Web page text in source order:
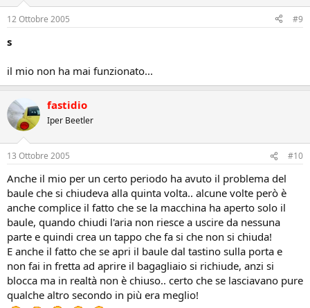
12 Ottobre 2005 #9
s
il mio non ha mai funzionato...
fastidio
Iper Beetler
13 Ottobre 2005 #10
Anche il mio per un certo periodo ha avuto il problema del
baule che si chiudeva alla quinta volta.. alcune volte però è
anche complice il fatto che se la macchina ha aperto solo il
baule, quando chiudi l'aria non riesce a uscire da nessuna
parte e quindi crea un tappo che fa si che non si chiuda!
E anche il fatto che se apri il baule dal tastino sulla porta e
non fai in fretta ad aprire il bagagliaio si richiude, anzi si
blocca ma in realtà non è chiuso.. certo che se lasciavano pure
qualche altro secondo in più era meglio!